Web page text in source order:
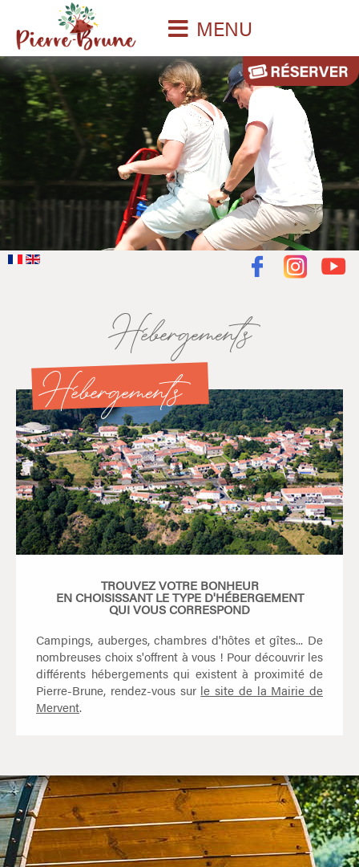
MENU
Hébergements
Hébergements
TROUVEZ VOTRE BONHEUR
EN CHOISISSANT LE TYPE D'HÉBERGEMENT
QUI VOUS CORRESPOND
Campings, auberges, chambres d'hôtes et gîtes... De
nombreuses choix s'offrent à vous ! Pour découvrir les
différents hébergements qui existent à proximité de
Pierre-Brune, rendez-vous sur le site de la Mairie de
Mervent.